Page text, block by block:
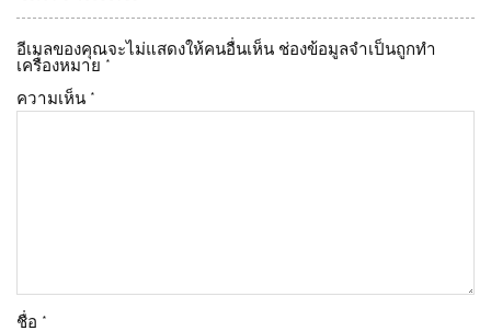
อีเมลของคุณจะไม่แสดงให้คนอื่นเห็น ช่องข้อมูลจำเป็นถูกทำ
เครื่องหมาย *
ความเห็น *
ชื่อ *